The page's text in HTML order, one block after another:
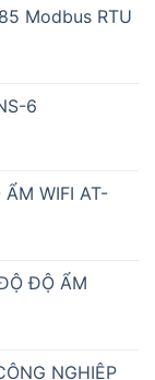
Modbus RTU
6
WIFI AT-
ĐỘ ẨM
NGHIỆP